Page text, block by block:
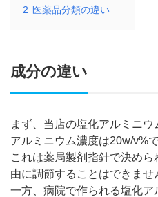
2 医薬品分類の違い
成分の違い
まず、当店の塩化アルミニ
アルミニウム濃度は20w/v%で
これは薬局製剤指針で決め
由に調節することはできませ
一方、病院で作られる塩化